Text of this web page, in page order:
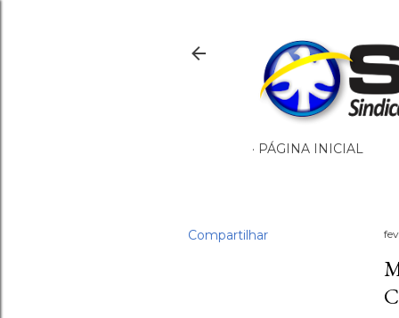
PÁGINA INICIAL
Compartilhar